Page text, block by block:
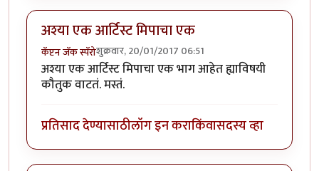
अश्या एक आर्टिस्ट मिपाचा एक
कॅप्टन जॅक स्पॅरोशुक्रवार, 20/01/2017 06:51
अश्या एक आर्टिस्ट मिपाचा एक भाग आहेत ह्याविषयी
कौतुक वाटतं. मस्तं.
प्रतिसाद देण्यासाठीलॉग इन कराकिंवासदस्य व्हा